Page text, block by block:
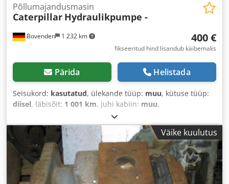
Bovenden 1 232 km
Põllumajandusmasin
Caterpillar Hydraulikpumpe -
400 €
fikseeritud hind lisandub käibemaks
Pärida Helistada
Seisukord: kasutatud, ülekande tüüp: muu, kütuse tüüp:
diisel, läbisõit: 1 001 km, juhi kabiin: muu,
Väike kuulutus